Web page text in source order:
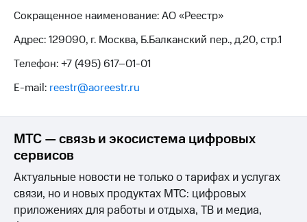
Сокращенное наименование: АО «Реестр»
Адрес: 129090, г. Москва, Б.Балканский пер., д.20, стр.1
Телефон:+7 (495) 617–01-01
E-mail: reestr@aoreestr.ru
МТС — связь и экосистема цифровых
сервисов
Актуальные новости не только о тарифах и услугах
связи, но и новых продуктах МТС: цифровых
приложениях для работы и отдыха, ТВ и медиа,